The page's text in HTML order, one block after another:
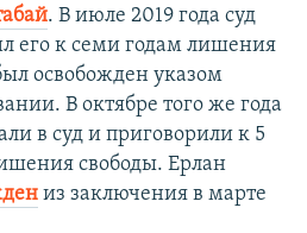
. В июле 2019 года суд
его к семи годам лишения
освобожден указом
В октябре того же года
в суд и приговорили к 5
свободы. Ерлан
из заключения в марте